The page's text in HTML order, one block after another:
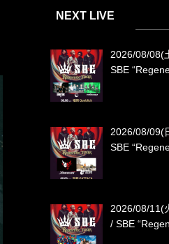
NEXT LIVE
2026/08/08(
SBE
2026/08/09(
SBE
2026/08/11(
/ SBE